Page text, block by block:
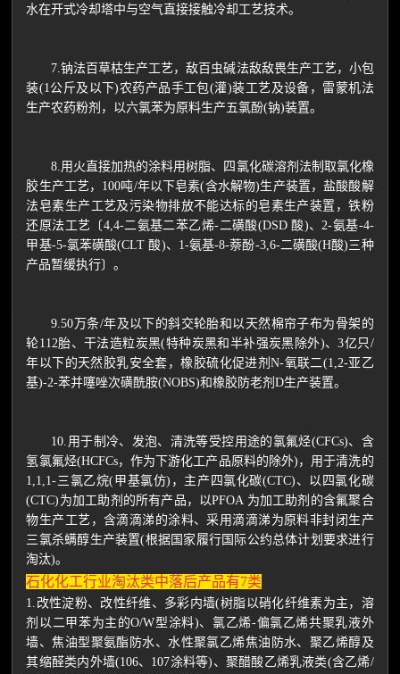
水在开式冷却塔中与空气直接接触冷却工艺技术。
7.钠法百草枯生产工艺，敌百虫碱法敌敌畏生产工艺，小包
装(1公斤及以下)农药产品手工包(灌)装工艺及设备，雷蒙机法
生产农药粉剂，以六氯苯为原料生产五氯酚(钠)装置。
8.用火直接加热的涂料用树脂、四氯化碳溶剂法制取氯化橡
胶生产工艺，100吨/年以下皂素(含水解物)生产装置，盐酸酸解
法皂素生产工艺及污染物排放不能达标的皂素生产装置，铁粉
还原法工艺〔4,4-二氨基二苯乙烯-二磺酸(DSD 酸)、2-氨基-4-
甲基-5-氯苯磺酸(CLT 酸)、1-氨基-8-萘酚-3,6-二磺酸(H酸)三种
产品暂缓执行〕。
9.50万条/年及以下的斜交轮胎和以天然棉帘子布为骨架的
轮112胎、干法造粒炭黑(特种炭黑和半补强炭黑除外)、3亿只/
年以下的天然胶乳安全套，橡胶硫化促进剂N-氧联二(1,2-亚乙
基)-2-苯并噻唑次磺酰胺(NOBS)和橡胶防老剂D生产装置。
10.用于制冷、发泡、清洗等受控用途的氯氟烃(CFCs)、含
氢氯氟烃(HCFCs，作为下游化工产品原料的除外)，用于清洗的
1,1,1-三氯乙烷(甲基氯仿)，主产四氯化碳(CTC)、以四氯化碳
(CTC)为加工助剂的所有产品，以PFOA 为加工助剂的含氟聚合
物生产工艺，含滴滴涕的涂料、采用滴滴涕为原料非封闭生产
三氯杀螨醇生产装置(根据国家履行国际公约总体计划要求进行
淘汰)。
石化化工行业淘汰类中落后产品有7类
1.改性淀粉、改性纤维、多彩内墙(树脂以硝化纤维素为主，溶
剂以二甲苯为主的O/W型涂料)、氯乙烯-偏氯乙烯共聚乳液外
墙、焦油型聚氨酯防水、水性聚氯乙烯焦油防水、聚乙烯醇及
其缩醛类内外墙(106、107涂料等)、聚醋酸乙烯乳液类(含乙烯/